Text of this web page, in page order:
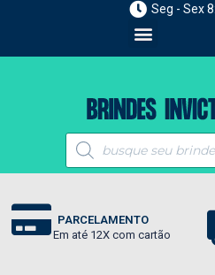
Seg - Sex
PARCELAMENTO
Em até 12X com cartão